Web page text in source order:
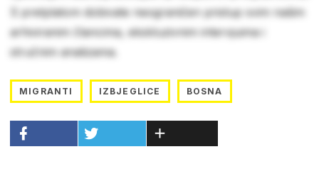
S pretplatom dobivate neograničen pristup svim našim
arhiviranim člancima, ekskluzivnim intervjuima i
stručnim analizama.
MIGRANTI IZBJEGLICE BOSNA